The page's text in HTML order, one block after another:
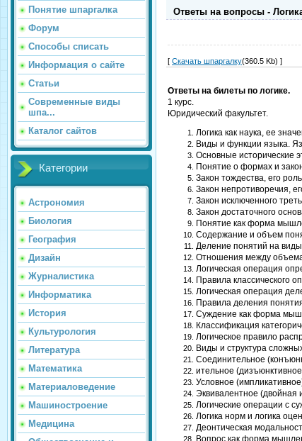
Понятие шпаргалка
Форум
Способы списать
Информация о сайте
Статьи
Современные виды
шпа...
Каталог сайтов
Категории
Астрономия
Биология
География
Дизайн
Журналистика
Информатика
История
Культурология
Литература
Математика
Материаловедение
Машиностроение
Медицина
Ответы на вопросы -
[ Скачать шпаргалку(360.5 Kb) ]
Ответы на билеты по логике.
1 курс.
Юридический факультет.
Логика как наука, ее
Виды и функции языка.
Основные исторические
Понятие о формах и
Закон тождества, его
Закон непротиворечия,
Закон исключенного
Закон достаточного
Понятие как форма
Содержание и объем
Деление понятий на
Отношения между
Логическая операция
Правила классического
Логическая операция
Правила деления
Суждение как форма
Классификация
Логическое правило
Виды и структура
Соединительное
ительное
Условное
Эквивалентное (двойная
Логические операции с
Логика норм и логика
Деонтическая
Вопрос как форма